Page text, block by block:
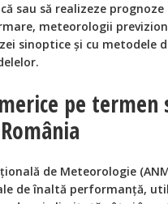
sau să realizeze
meteorologii
sinoptice şi cu metodele
pe termen
de Meteorologie
de înaltă performanță,